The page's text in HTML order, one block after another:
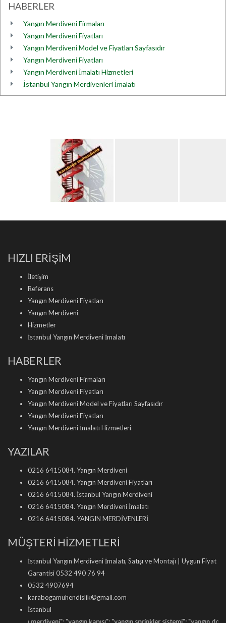
HABERLER
Yangın Merdiveni Firmaları
Yangın Merdiveni Fiyatları
Yangın Merdiveni Model ve Fiyatları Sayfasıdır
Yangın Merdiveni Fiyatları
Yangın Merdiveni İmalatı Hizmetleri
İstanbul Yangın Merdivenleri İmalatı
HIZLI ERİŞİM
İletişim
Referans
Yangın Merdiveni Fiyatları
Yangın Merdiveni
Hizmetler
İstanbul Yangın Merdiveni İmalatı
HABERLER
Yangın Merdiveni Firmaları
Yangın Merdiveni Fiyatları
Yangın Merdiveni Model ve Fiyatları Sayfasıdır
Yangın Merdiveni Fiyatları
Yangın Merdiveni İmalatı Hizmetleri
YAZILAR
0216 6415084. Yangın Merdiveni
0216 6415084. Yangın Merdiveni Fiyatları
0216 6415084. İstanbul Yangın Merdiveni
0216 6415084. Yangın Merdiveni İmalatı
0216 6415084. YANGIN MERDİVENLERİ
MÜŞTERİ HİZMETLERİ
İstanbul Yangın Merdiveni İmalatı, Satışı ve Montajı | Uygun Fiyat
Garantisi 0532 490 76 94
0532 4907694
karabogamuhendislik©gmail.com
İstanbul